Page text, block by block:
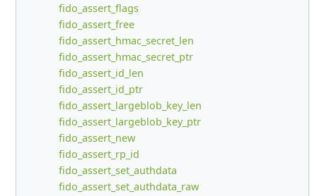
fido_assert_flags
fido_assert_free
fido_assert_hmac_secret_len
fido_assert_hmac_secret_ptr
fido_assert_id_len
fido_assert_id_ptr
fido_assert_largeblob_key_len
fido_assert_largeblob_key_ptr
fido_assert_new
fido_assert_rp_id
fido_assert_set_authdata
fido_assert_set_authdata_raw